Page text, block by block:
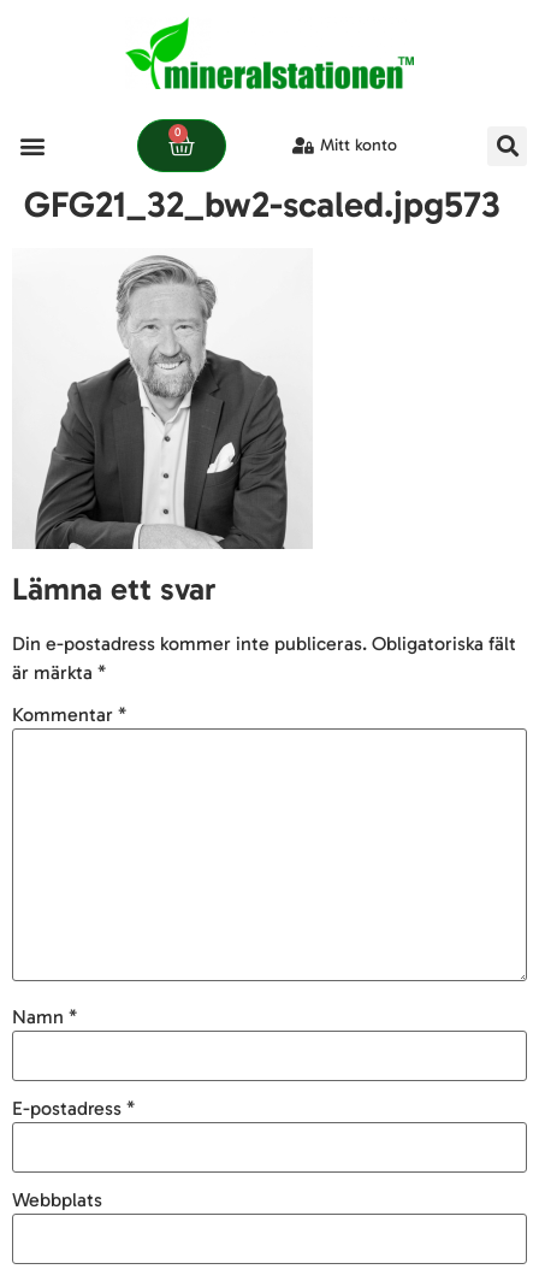
0
Mitt konto
GFG21_32_bw2-scaled.jpg573
Lämna ett svar
Din e-postadress kommer inte publiceras. Obligatoriska fält
är märkta *
Kommentar *
Namn *
E-postadress *
Webbplats